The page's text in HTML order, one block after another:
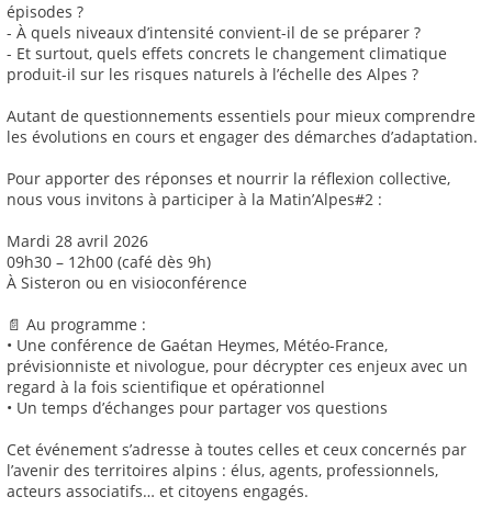
épisodes ?
- À quels niveaux d’intensité convient-il de se préparer ?
- Et surtout, quels effets concrets le changement climatique
produit-il sur les risques naturels à l’échelle des Alpes ?
Autant de questionnements essentiels pour mieux comprendre
les évolutions en cours et engager des démarches d’adaptation.
Pour apporter des réponses et nourrir la réflexion collective,
nous vous invitons à participer à la Matin’Alpes#2 :
Mardi 28 avril 2026
09h30 – 12h00 (café dès 9h)
À Sisteron ou en visioconférence
📄 Au programme :
• Une conférence de Gaétan Heymes, Météo-France,
prévisionniste et nivologue, pour décrypter ces enjeux avec un
regard à la fois scientifique et opérationnel
• Un temps d’échanges pour partager vos questions
Cet événement s’adresse à toutes celles et ceux concernés par
l’avenir des territoires alpins : élus, agents, professionnels,
acteurs associatifs… et citoyens engagés.